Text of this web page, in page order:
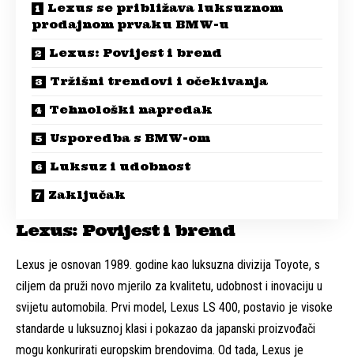
Lexus se približava luksuznom
prodajnom prvaku BMW-u
Lexus: Povijest i brend
Tržišni trendovi i očekivanja
Tehnološki napredak
Usporedba s BMW-om
Luksuz i udobnost
Zaključak
Lexus: Povijest i brend
Lexus je osnovan 1989. godine kao luksuzna divizija Toyote, s
ciljem da pruži novo mjerilo za kvalitetu, udobnost i inovaciju u
svijetu automobila. Prvi model, Lexus LS 400, postavio je visoke
standarde u luksuznoj klasi i pokazao da japanski proizvođači
mogu konkurirati europskim brendovima. Od tada, Lexus je